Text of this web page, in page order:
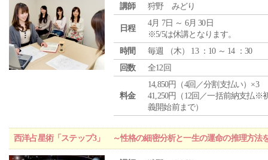
講師 狩野 みどり
日程
4月 7日 ～ 6月 30日
※5/5は休講となります。
時間
毎週 （木） 13 ：10 ～ 14 ：30
回数
全12回
料金
14,850円（4回／分割支払い）×3
41,250円（12回／一括前納支払※
義開始前まで）
西洋占星術「ステップ3」 ～性格の細密分析と一生の運命の推理方法